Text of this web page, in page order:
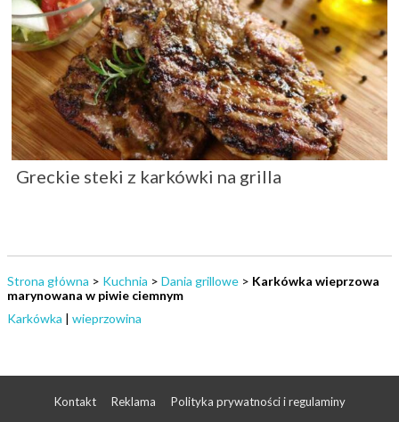
Greckie steki z karkówki na grilla
Strona główna > Kuchnia > Dania grillowe > Karkówka wieprzowa
marynowana w piwie ciemnym
Karkówka
wieprzowina
Kontakt Reklama Polityka prywatności i regulaminy